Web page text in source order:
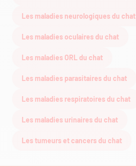
Les maladies neurologiques du chat
Les maladies oculaires du chat
Les maladies ORL du chat
Les maladies parasitaires du chat
Les maladies respiratoires du chat
Les maladies urinaires du chat
Les tumeurs et cancers du chat